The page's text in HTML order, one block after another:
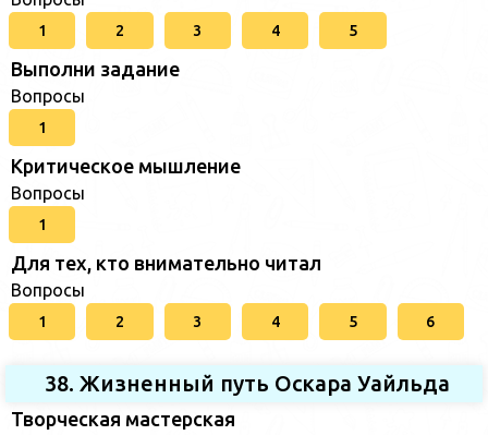
1 2 3 4 5
Выполни задание
Вопросы
1
Критическое мышление
Вопросы
1
Для тех, кто внимательно читал
Вопросы
1 2 3 4 5 6
38. Жизненный путь Оскара Уайльда
Творческая мастерская